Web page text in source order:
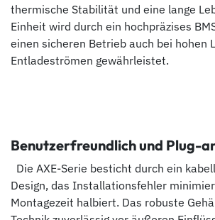
thermische Stabilität und eine lange
Einheit wird durch ein hochpräzises
einen sicheren Betrieb auch bei hohen
Entladeströmen gewährleistet.
Benutzerfreundlich und Plug-
Die AXE-Serie besticht durch ein
Design, das Installationsfehler
Montagezeit halbiert. Das robuste